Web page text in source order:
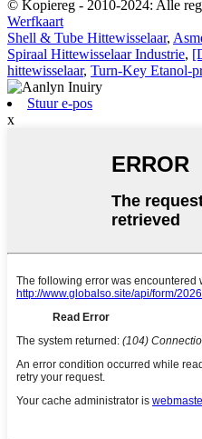
© Kopiereg - 2010-2024: Alle
Werfkaart
Shell & Tube Hittewisselaar,
Spiraal Hittewisselaar Industrie,
hittewisselaar, Turn-Key Etanol-
Stuur e-pos
x